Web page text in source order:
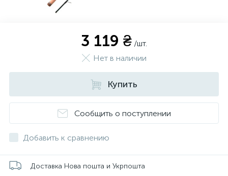
3 119 ₴ /шт.
Нет в наличии
Купить
Сообщить о поступлении
Добавить к сравнению
Доставка Нова пошта и Укрпошта